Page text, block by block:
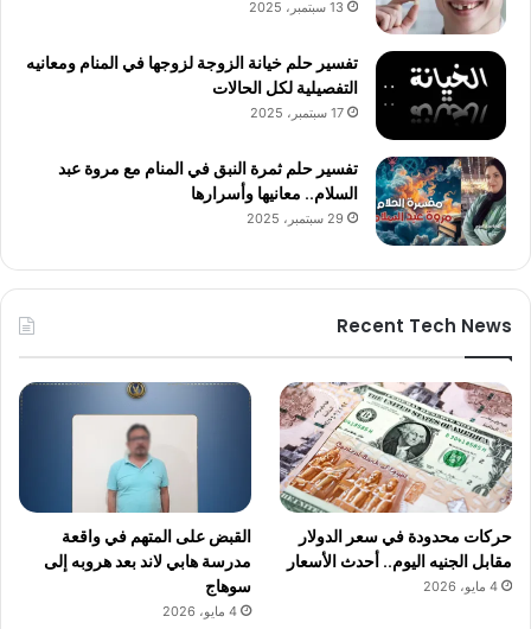
13 سبتمبر، 2025
تفسير حلم خيانة الزوجة لزوجها في المنام ومعانيه
التفصيلية لكل الحالات
17 سبتمبر، 2025
تفسير حلم ثمرة النبق في المنام مع مروة عبد
السلام.. معانيها وأسرارها
29 سبتمبر، 2025
Recent Tech News
حركات محدودة في سعر الدولار
مقابل الجنيه اليوم.. أحدث الأسعار
4 مايو، 2026
القبض على المتهم في واقعة
مدرسة هابي لاند بعد هروبه إلى
سوهاج
4 مايو، 2026